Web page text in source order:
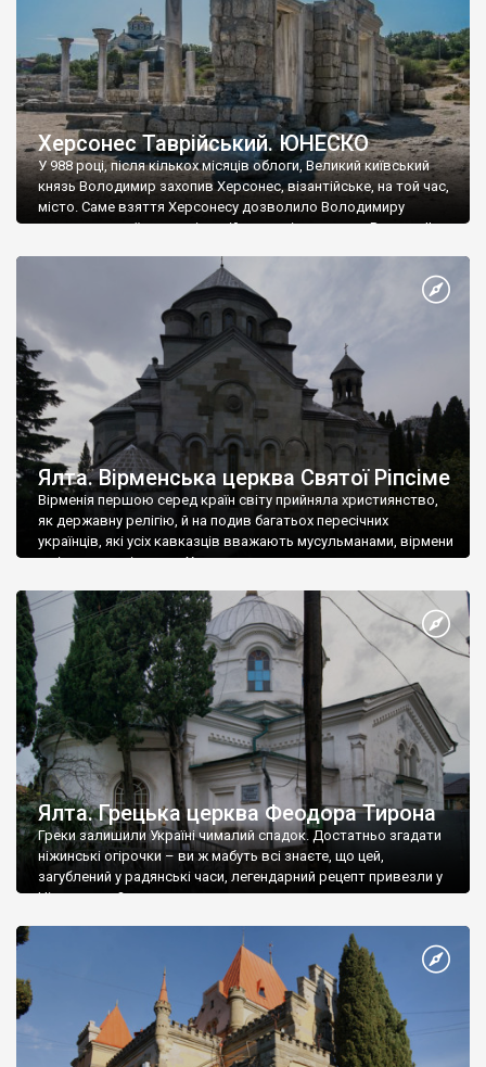
Херсонес Таврійський. ЮНЕСКО
У 988 році, після кількох місяців облоги, Великий київський
князь Володимир захопив Херсонес, візантійське, на той час,
місто. Саме взяття Херсонесу дозволило Володимиру
диктувати свої умови візантійському імператору Василю ІІ, та
Херсонесі Володимир-язичник, став Василем-християнином.
А потім було Хрещення Русі. На честь Херсонесу Таврійського
Ялта. Вірменська церква Святої Ріпсіме
Вірменія першою серед країн світу прийняла християнство,
як державну релігію, й на подив багатьох пересічних
українців, які усіх кавказців вважають мусульманами, вірмени
є відданими вірянами Христа
Ялта. Грецька церква Феодора Тирона
Греки залишили Україні чималий спадок. Достатньо згадати
ніжинські огірочки – ви ж мабуть всі знаєте, що цей,
загублений у радянські часи, легендарний рецепт привезли у
Ніжин греки?